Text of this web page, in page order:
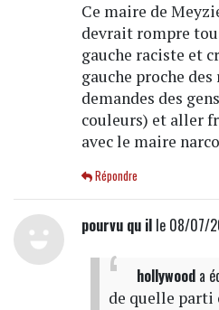
Ce maire de
devrait rompre
gauche raciste et
gauche proche
demandes des
couleurs) et aller
avec le maire
Répondre
pourvu qu ille 08/07/
hollywooda
de quelle parti